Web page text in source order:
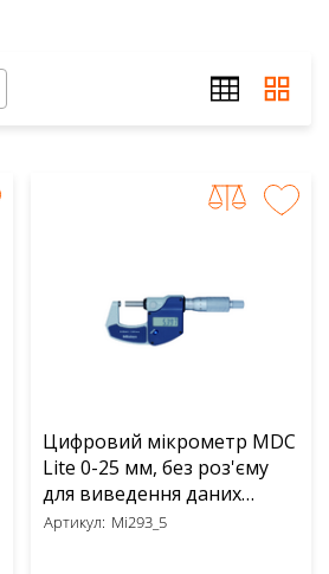
Цифровий мікрометр MDC
Lite 0-25 мм, без роз'єму
для виведення даних
MITUTOYO (Mi293_5)
Артикул: Mi293_5